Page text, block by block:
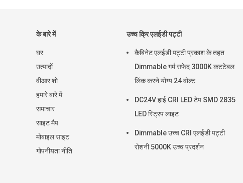
के बारे में
घर
उत्पादों
वीआर शो
हमारे बारे में
समाचार
साइट मैप
मोबाइल साइट
गोपनीयता नीति
उच्च क्रि एलईडी पट्टी
कैबिनेट एलईडी पट्टी प्रकाश के तहत
Dimmable गर्म सफेद 3000K कटटेबल
लिंक करने योग्य 24 वोल्ट
DC24V हाई CRI LED टेप SMD 2835
LED स्ट्रिप लाइट
Dimmable उच्च CRI एलईडी पट्टी
रोशनी 5000K उच्च प्रदर्शन